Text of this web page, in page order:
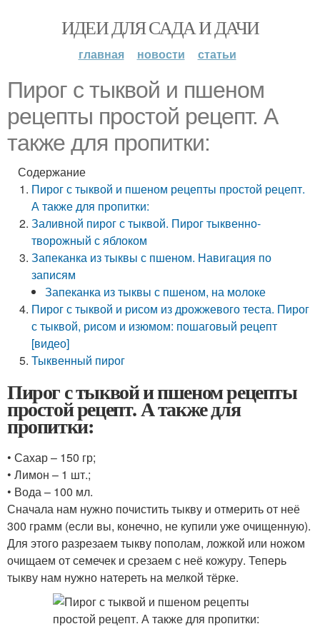
ИДЕИ ДЛЯ САДА И ДАЧИ
главная новости статьи
Пирог с тыквой и пшеном
рецепты простой рецепт. А
также для пропитки:
Содержание
Пирог с тыквой и пшеном рецепты простой рецепт.
А также для пропитки:
Заливной пирог с тыквой. Пирог тыквенно-
творожный с яблоком
Запеканка из тыквы с пшеном. Навигация по
записям
Запеканка из тыквы с пшеном, на молоке
Пирог с тыквой и рисом из дрожжевого теста. Пирог
с тыквой, рисом и изюмом: пошаговый рецепт
[видео]
Тыквенный пирог
Пирог с тыквой и пшеном рецепты
простой рецепт. А также для
пропитки:
• Сахар – 150 гр;
• Лимон – 1 шт.;
• Вода – 100 мл.
Сначала нам нужно почистить тыкву и отмерить от неё
300 грамм (если вы, конечно, не купили уже очищенную).
Для этого разрезаем тыкву пополам, ложкой или ножом
очищаем от семечек и срезаем с неё кожуру. Теперь
тыкву нам нужно натереть на мелкой тёрке.